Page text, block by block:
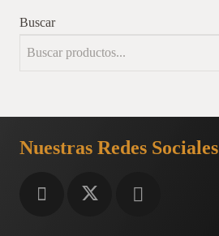
Buscar
Nuestras Redes Sociales